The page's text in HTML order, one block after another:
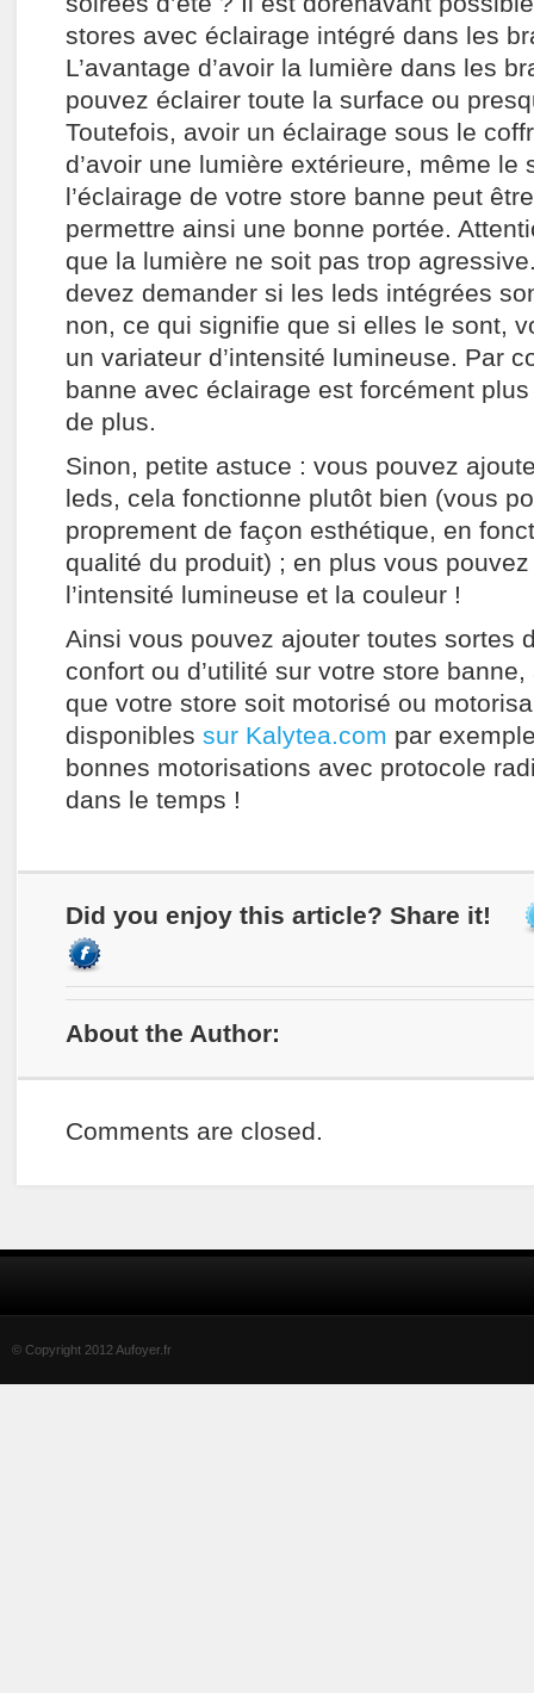
stores avec éclairage intégré dans les
L’avantage d’avoir la lumière dans les
pouvez éclairer toute la surface ou
Toutefois, avoir un éclairage sous le
d’avoir une lumière extérieure, même le
l’éclairage de votre store banne peut
permettre ainsi une bonne portée.
que la lumière ne soit pas trop
devez demander si les leds intégrées
non, ce qui signifie que si elles le sont,
un variateur d’intensité lumineuse. Par
banne avec éclairage est forcément
de plus.
Sinon, petite astuce : vous pouvez
leds, cela fonctionne plutôt bien (vous
proprement de façon esthétique, en
qualité du produit) ; en plus vous
l’intensité lumineuse et la couleur !
Ainsi vous pouvez ajouter toutes sortes
confort ou d’utilité sur votre store
que votre store soit motorisé ou
disponibles sur Kalytea.com par
bonnes motorisations avec protocole
dans le temps !
Did you enjoy this article? Share it!
About the Author:
Comments are closed.
© Copyright 2012 Aufoyer.fr